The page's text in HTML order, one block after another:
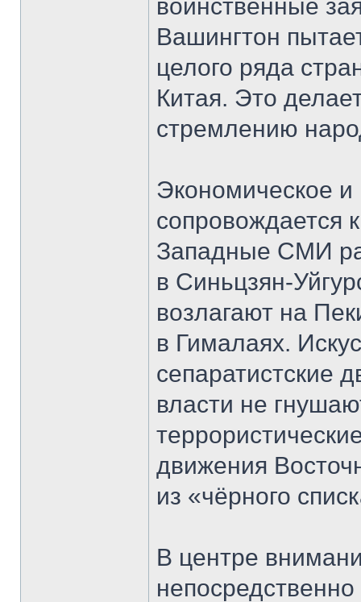
воинственные
Вашингтон
целого ряда
Китая. Это
стремлению
Экономическое и
сопровождается
Западные СМИ
в Синьцзян-
возлагают на
в Гималаях.
сепаратистские
власти не
движения
из «чёрного
В центре